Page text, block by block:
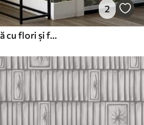
2
Grădină tropicală întunecată cu flori și frunziș viu colorate